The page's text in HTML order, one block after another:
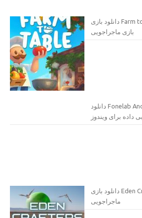
دانلود بازی Farm to Table Build 23381391 –
بازی ماجراجویی
دانلود Fonelab Android Data Recovery –
داده برای ویندوز
دانلود بازی Eden Crafters v1.02b – بازی
ماجراجویی